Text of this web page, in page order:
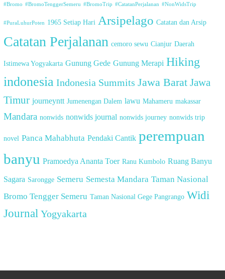
#Bromo #BromoTenggerSemeru #BromoTrip #CatatanPerjalanan #NonWidsTrip
#PuraLuhurPoten 1965 Setiap Hari Arsipelago Catatan dan Arsip
Catatan Perjalanan cemoro sewu Cianjur Daerah
Istimewa Yogyakarta Gunung Gede Gunung Merapi Hiking
indonesia Indonesia Summits Jawa Barat Jawa
Timur journeyntt Jumenengan Dalem lawu Mahameru makassar
Mandara nonwids nonwids journal nonwids journey nonwids trip
novel Panca Mahabhuta Pendaki Cantik perempuan
banyu Pramoedya Ananta Toer Ranu Kumbolo Ruang Banyu
Sagara Sarongge Semeru Semesta Mandara Taman Nasional
Bromo Tengger Semeru Taman Nasional Gege Pangrango Widi
Journal Yogyakarta